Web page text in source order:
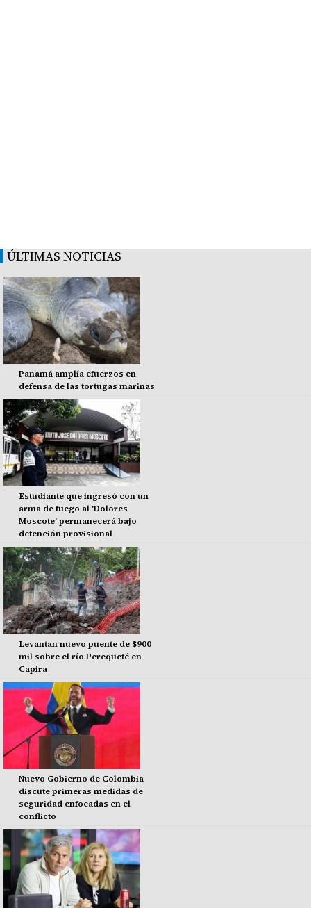
ÚLTIMAS NOTICIAS
Panamá amplía efuerzos en
defensa de las tortugas marinas
Estudiante que ingresó con un
arma de fuego al 'Dolores
Moscote' permanecerá bajo
detención provisional
Levantan nuevo puente de $900
mil sobre el río Perequeté en
Capira
Nuevo Gobierno de Colombia
discute primeras medidas de
seguridad enfocadas en el
conflicto